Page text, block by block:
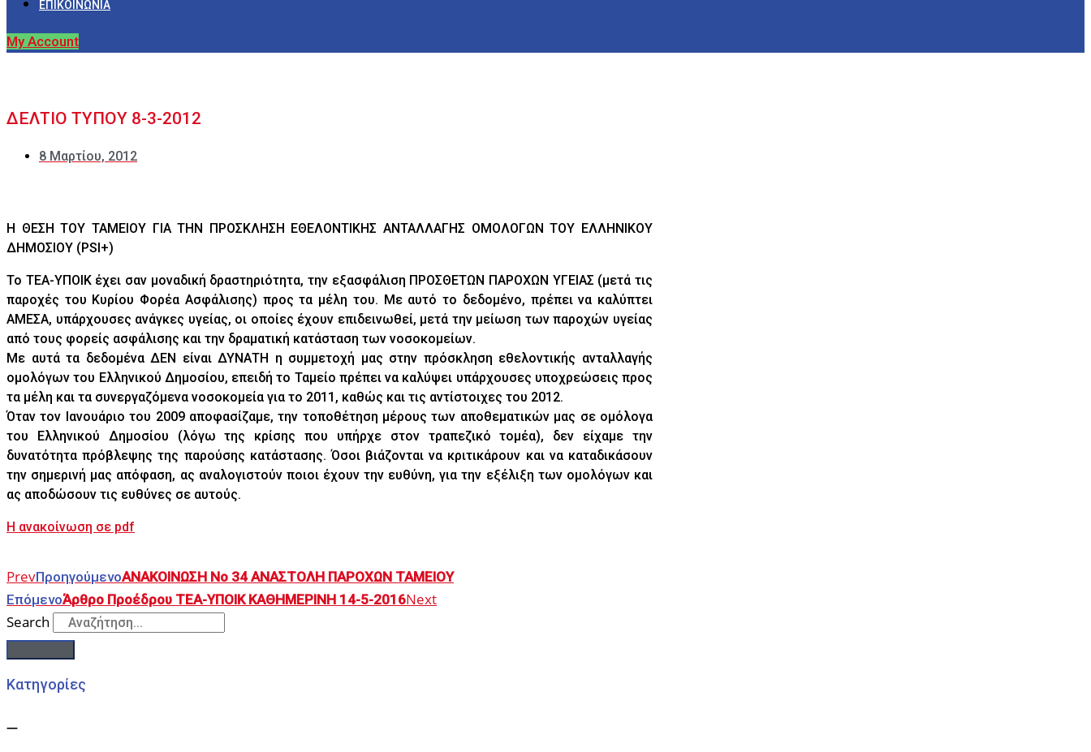
ΕΠΙΚΟΙΝΩΝΙΑ
My Account
ΔΕΛΤΙΟ ΤΥΠΟΥ 8-3-2012
8 Μαρτίου, 2012
Η ΘΕΣΗ ΤΟΥ ΤΑΜΕΙΟΥ ΓΙΑ ΤΗΝ ΠΡΟΣΚΛΗΣΗ ΕΘΕΛΟΝΤΙΚΗΣ ΑΝΤΑΛΛΑΓΗΣ ΟΜΟΛΟΓΩΝ ΤΟΥ ΕΛΛΗΝΙΚΟΥ
ΔΗΜΟΣΙΟΥ (PSI+)
Το ΤΕΑ-ΥΠΟΙΚ έχει σαν μοναδική δραστηριότητα, την εξασφάλιση ΠΡΟΣΘΕΤΩΝ ΠΑΡΟΧΩΝ ΥΓΕΙΑΣ (μετά τις
παροχές του Κυρίου Φορέα Ασφάλισης) προς τα μέλη του. Με αυτό το δεδομένο, πρέπει να καλύπτει
ΑΜΕΣΑ, υπάρχουσες ανάγκες υγείας, οι οποίες έχουν επιδεινωθεί, μετά την μείωση των παροχών υγείας
από τους φορείς ασφάλισης και την δραματική κατάσταση των νοσοκομείων.
Με αυτά τα δεδομένα ΔΕΝ είναι ΔΥΝΑΤΗ η συμμετοχή μας στην πρόσκληση εθελοντικής ανταλλαγής
ομολόγων του Ελληνικού Δημοσίου, επειδή το Ταμείο πρέπει να καλύψει υπάρχουσες υποχρεώσεις προς
τα μέλη και τα συνεργαζόμενα νοσοκομεία για το 2011, καθώς και τις αντίστοιχες του 2012.
Όταν τον Ιανουάριο του 2009 αποφασίζαμε, την τοποθέτηση μέρους των αποθεματικών μας σε ομόλογα
του Ελληνικού Δημοσίου (λόγω της κρίσης που υπήρχε στον τραπεζικό τομέα), δεν είχαμε την
δυνατότητα πρόβλεψης της παρούσης κατάστασης. Όσοι βιάζονται να κριτικάρουν και να καταδικάσουν
την σημερινή μας απόφαση, ας αναλογιστούν ποιοι έχουν την ευθύνη, για την εξέλιξη των ομολόγων και
ας αποδώσουν τις ευθύνες σε αυτούς.
Η ανακοίνωση σε pdf
PrevΠροηγούμενοΑΝΑΚΟΙΝΩΣΗ Νο 34 ΑΝΑΣΤΟΛΗ ΠΑΡΟΧΩΝ ΤΑΜΕΙΟΥ
ΕπόμενοΆρθρο Προέδρου TEA-YΠOIK ΚΑΘΗΜΕΡΙΝΗ 14-5-2016Next
Search
Κατηγορίες
—